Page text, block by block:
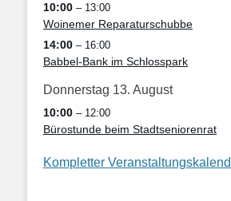
10:00 – 13:00
Woinemer Reparaturschubbe
14:00 – 16:00
Babbel-Bank im Schlosspark
Donnerstag 13. August
10:00 – 12:00
Bürostunde beim Stadtseniorenrat
Kompletter